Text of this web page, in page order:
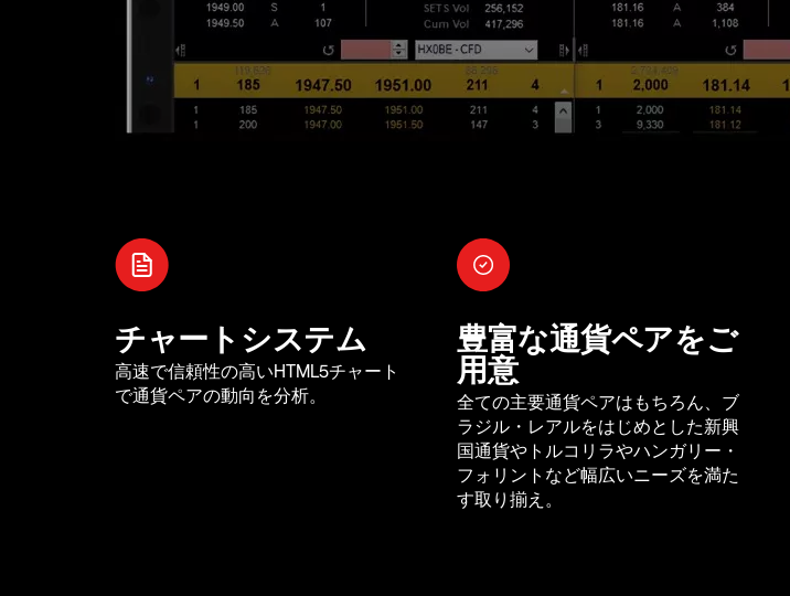
チャートシステム
高速で信頼性の高いHTML5チャート
で通貨ペアの動向を分析。
豊富な通貨ペアをご
用意
全ての主要通貨ペアはもちろん、ブ
ラジル・レアルをはじめとした新興
国通貨やトルコリラやハンガリー・
フォリントなど幅広いニーズを満た
す取り揃え。